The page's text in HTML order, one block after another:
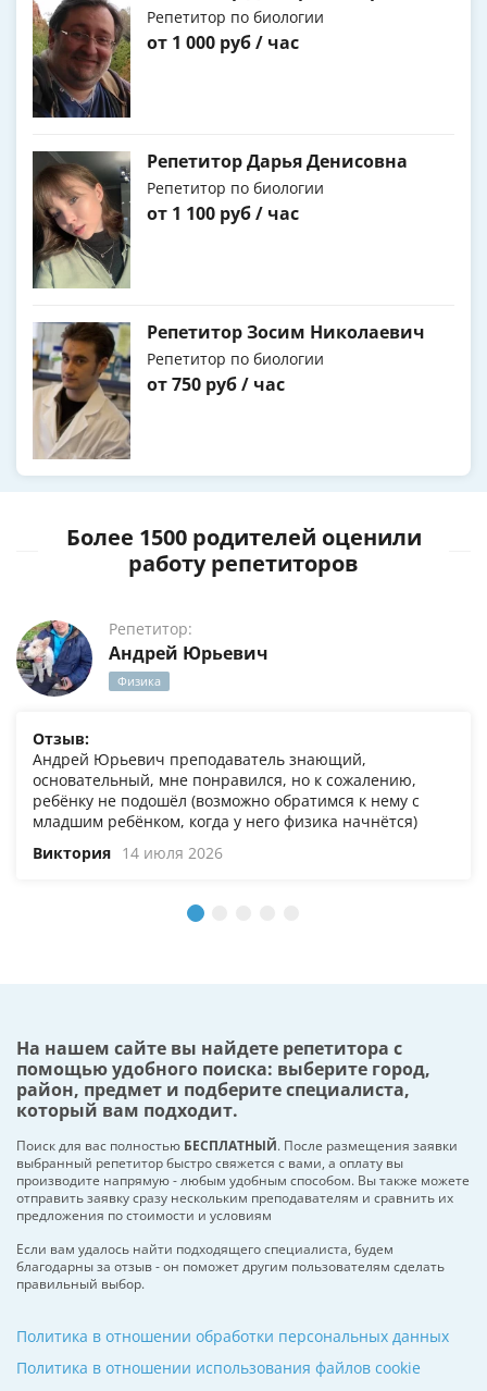
Репетитор по биологии
от 1 000 руб / час
Репетитор Дарья Денисовна
Репетитор по биологии
от 1 100 руб / час
Репетитор Зосим Николаевич
Репетитор по биологии
от 750 руб / час
Более 1500 родителей оценили
работу репетиторов
Репетитор:
Андрей Юрьевич
Физика
Отзыв:
Андрей Юрьевич преподаватель знающий,
основательный, мне понравился, но к сожалению,
ребёнку не подошёл (возможно обратимся к нему с
младшим ребёнком, когда у него физика начнётся)
Виктория 14 июля 2026
На нашем сайте вы найдете репетитора с
помощью удобного поиска: выберите город,
район, предмет и подберите специалиста,
который вам подходит.
Поиск для вас полностью БЕСПЛАТНЫЙ. После размещения заявки
выбранный репетитор быстро свяжется с вами, а оплату вы
производите напрямую - любым удобным способом. Вы также можете
отправить заявку сразу нескольким преподавателям и сравнить их
предложения по стоимости и условиям
Если вам удалось найти подходящего специалиста, будем
благодарны за отзыв - он поможет другим пользователям сделать
правильный выбор.
Политика в отношении обработки персональных данных
Политика в отношении использования файлов cookie